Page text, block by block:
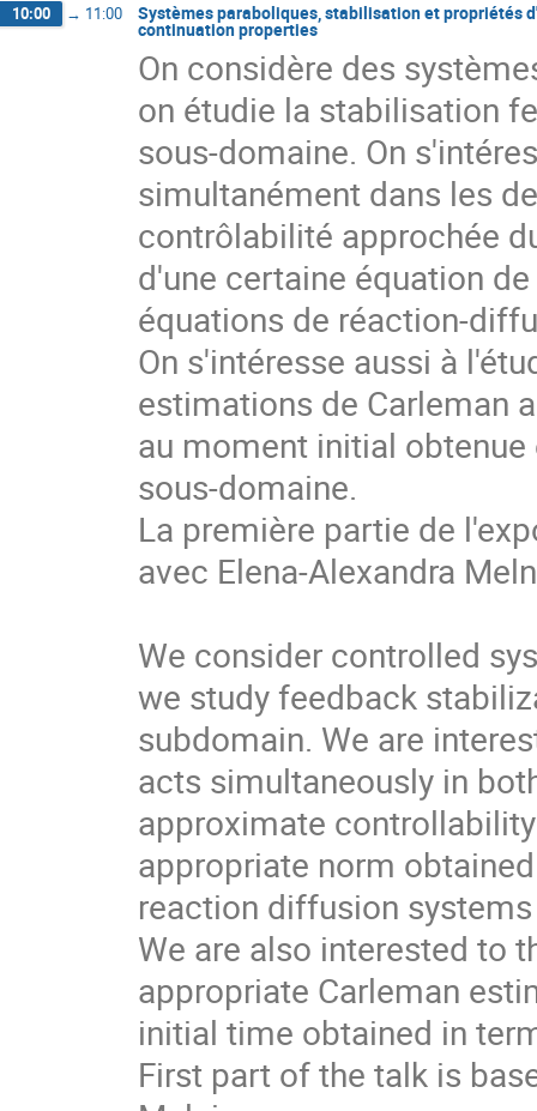
10:00 → 11:00 Systèmes paraboliques, stabilisation et propriétés
continuation properties
On considère des
on étudie la stabilisation
sous-domaine. On
simultanément dans les
contrôlabilité approchée
d'une certaine équation
équations de réaction-
On s'intéresse aussi à
estimations de Carleman
au moment initial
sous-domaine.
La première partie de
avec Elena-Alexandra
We consider controlled
we study feedback
subdomain. We are
acts simultaneously in
approximate
appropriate norm
reaction diffusion
We are also interested to
appropriate Carleman
initial time obtained in
First part of the talk is